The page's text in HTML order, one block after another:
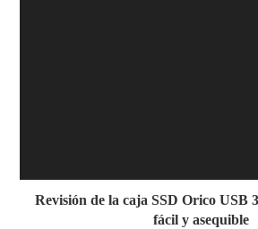
Revisión de la caja SSD Orico USB
fácil y asequible